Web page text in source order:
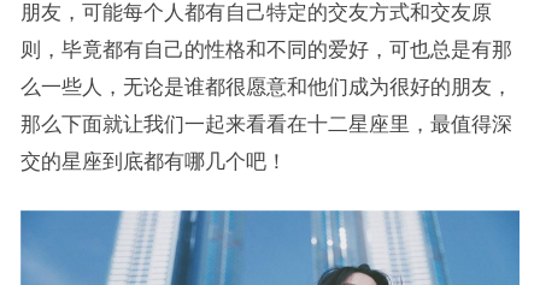
朋友，可能每个人都有自己特定的交友方式和交友原
则，毕竟都有自己的性格和不同的爱好，可也总是有那
么一些人，无论是谁都很愿意和他们成为很好的朋友，
那么下面就让我们一起来看看在十二星座里，最值得深
交的星座到底都有哪几个吧！